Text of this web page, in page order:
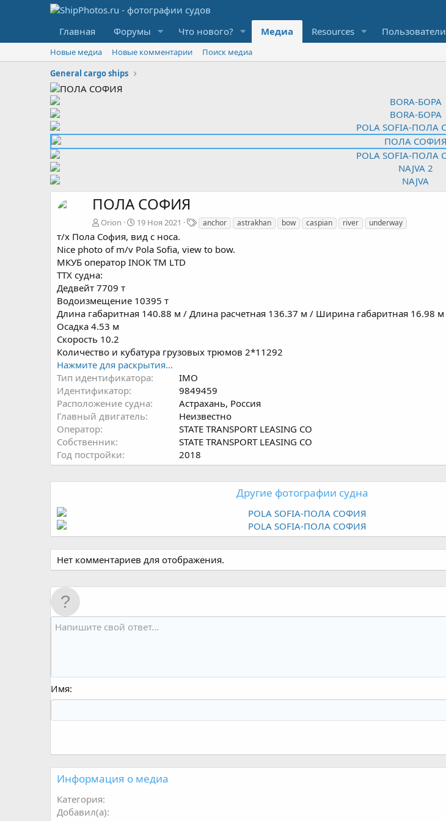
Главная Форумы Что нового? Медиа Resources Пользователи
Новые медиа Новые комментарии
Поиск медиа
General cargo ships
ПОЛА СОФИЯ
Orion 19 Ноя 2021
Т
и
anchor astrakhan bow caspian river underway
т/х Пола София, вид с носа.
Nice photo of m/v Pola Sofia, view to bow.
МКУБ оператор INOK TM LTD
ТТХ судна:
Дедвейт 7709 т
Водоизмещение 10395 т
Длина габаритная 140.88 м / Длина расчетная 136.37 м / Ширина габаритная 16.98 м
Осадка 4.53 м
Скорость 10.2
Количество и кубатура грузовых трюмов 2*11292
Нажмите для раскрытия...
Тип идентификатора
IMO
Идентификатор
9849459
Расположение судна
Астрахань, Россия
Главный двигатель
Неизвестно
Оператор
STATE TRANSPORT LEASING CO
Собственник
STATE TRANSPORT LEASING CO
Год постройки
2018
Другие фотографии судна
Нет комментариев для отображения.
Имя
Информация о медиа
Категория
Добавил(а)